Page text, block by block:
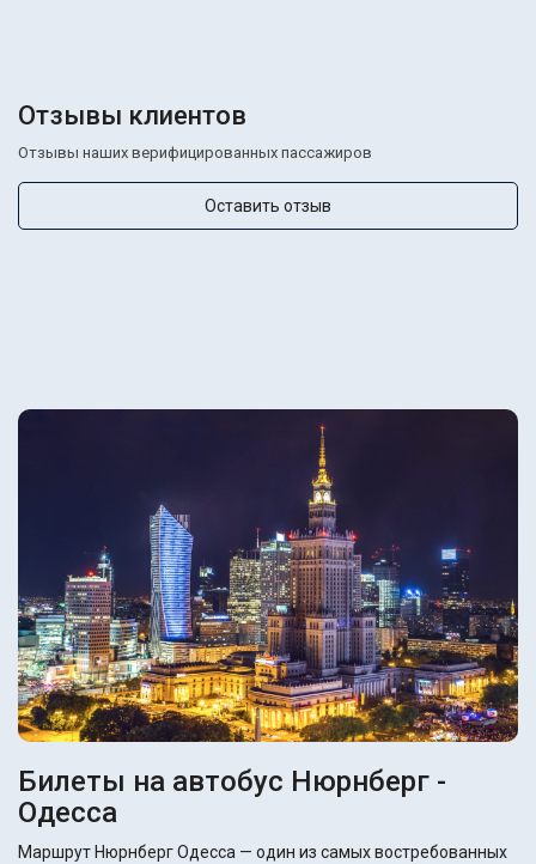
Отзывы клиентов
Отзывы наших верифицированных пассажиров
Оставить отзыв
Билеты на автобус Нюрнберг -
Одесса
Маршрут Нюрнберг Одесса — один из самых востребованных